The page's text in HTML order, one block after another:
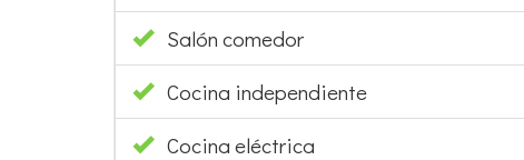
Salón comedor
Cocina independiente
Cocina eléctrica